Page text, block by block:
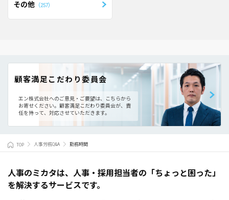
その他 257
顧客満足こだわり委員会
エン株式会社へのご意見・ご要望は、こちらから
お寄せください。 顧客満足こだわり委員会が、責
任を持って、対応させていただきます。
TOP 人事労務Q&A 勤務時間
人事のミカタは、人事・採用担当者の「ちょっと困った」
を解決するサービスです。